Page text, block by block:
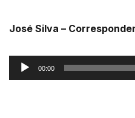
José Silva –
Reprodutor
de
00:00